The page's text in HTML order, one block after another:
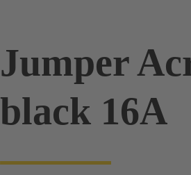
Jumper
black 16A